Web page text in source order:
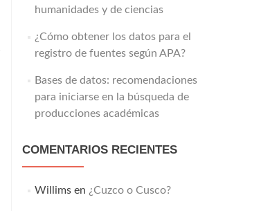
humanidades y de ciencias
¿Cómo obtener los datos para el
registro de fuentes según APA?
Bases de datos: recomendaciones
para iniciarse en la búsqueda de
producciones académicas
COMENTARIOS RECIENTES
Willimsen ¿Cuzco o Cusco?